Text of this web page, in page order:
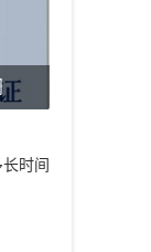
时间